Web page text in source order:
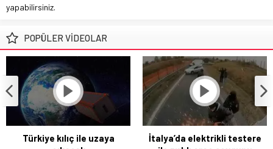
yapabilirsiniz.
POPÜLER VİDEOLAR
İtalya’da elektrikli testere
İsrailli gazetecinin ölüm